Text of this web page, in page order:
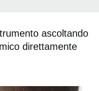
ascoltando
direttamente